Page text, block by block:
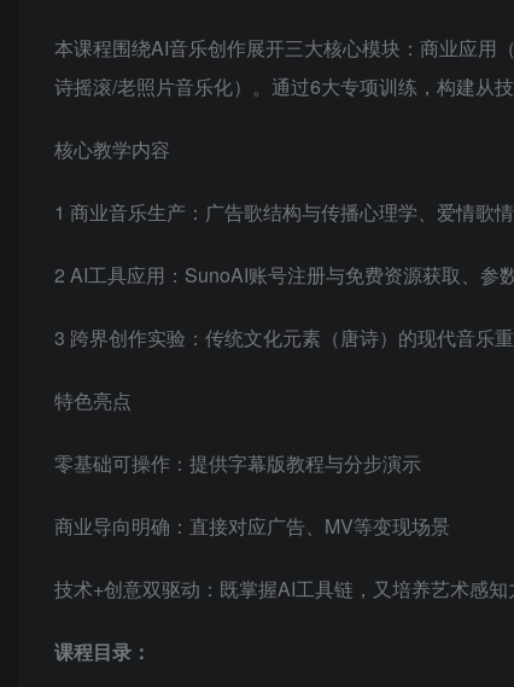
本课程围绕AI音乐创作展开三大核心模块：商业应用
诗摇滚/老照片音乐化）。通过6大专项训练，构建从
核心教学内容
1 商业音乐生产：广告歌结构与传播心理学、爱情歌
2 AI工具应用：SunoAI账号注册与免费资源获取、参
3 跨界创作实验：传统文化元素（唐诗）的现代音乐
特色亮点
零基础可操作：提供字幕版教程与分步演示
商业导向明确：直接对应广告、MV等变现场景
技术+创意双驱动：既掌握AI工具链，又培养艺术感知
课程目录：